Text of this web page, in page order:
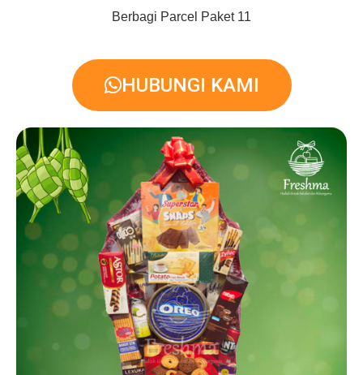
Berbagi Parcel Paket 11
HUBUNGI KAMI